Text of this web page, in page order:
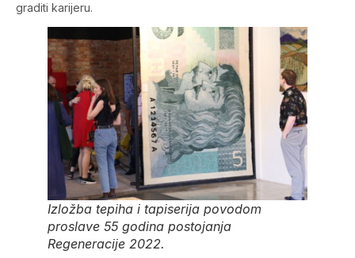
graditi karijeru.
Izložba tepiha i tapiserija povodom
proslave 55 godina postojanja
Regeneracije 2022.